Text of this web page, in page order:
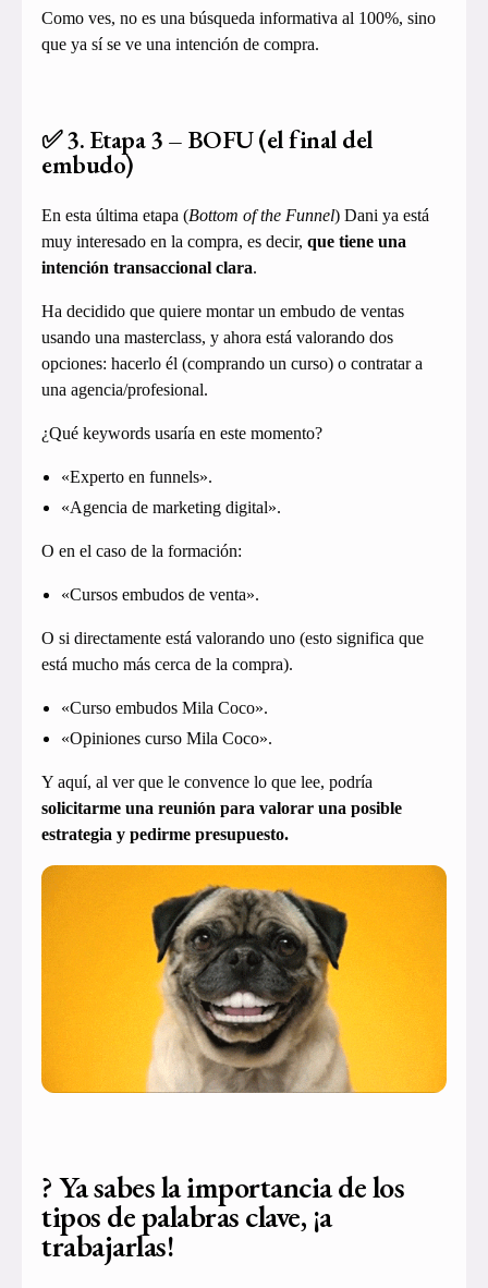
Como ves, no es una búsqueda informativa al 100%, sino
que ya sí se ve una intención de compra.
✅ 3. Etapa 3 – BOFU (el final del
embudo)
En esta última etapa (Bottom of the Funnel) Dani ya está
muy interesado en la compra, es decir, que tiene una
intención transaccional clara.
Ha decidido que quiere montar un embudo de ventas
usando una masterclass, y ahora está valorando dos
opciones: hacerlo él (comprando un curso) o contratar a
una agencia/profesional.
¿Qué keywords usaría en este momento?
«Experto en funnels».
«Agencia de marketing digital».
O en el caso de la formación:
«Cursos embudos de venta».
O si directamente está valorando uno (esto significa que
está mucho más cerca de la compra).
«Curso embudos Mila Coco».
«Opiniones curso Mila Coco».
Y aquí, al ver que le convence lo que lee, podría
solicitarme una reunión para valorar una posible
estrategia y pedirme presupuesto.
? Ya sabes la importancia de los
tipos de palabras clave, ¡a
trabajarlas!